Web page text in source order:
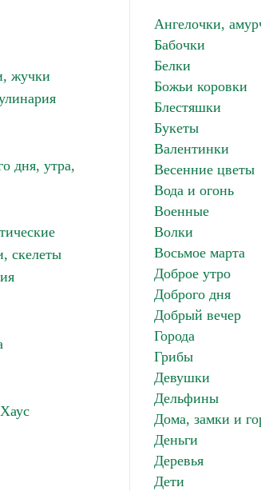
жучки
дня, утра,
скелеты
Ангелочки,
Бабочки
Белки
Божьи коровки
Блестяшки
Букеты
Валентинки
Весенние цветы
Вода и огонь
Военные
Волки
Восьмое марта
Доброе утро
Доброго дня
Добрый вечер
Города
Грибы
Девушки
Дельфины
Дома, замки и
Деньги
Деревья
Дети